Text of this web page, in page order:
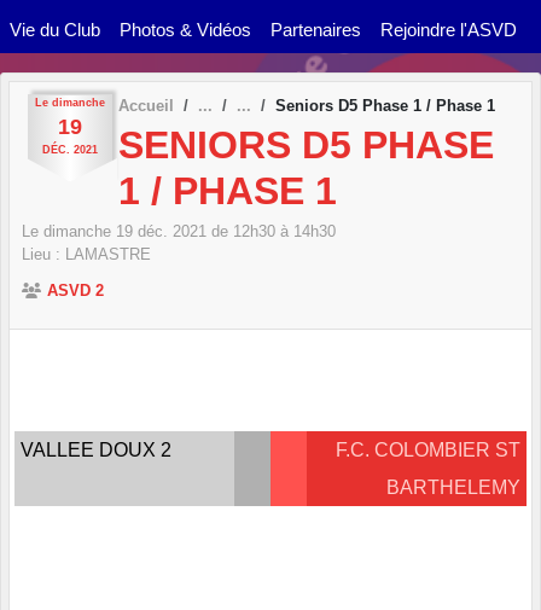
Vie du Club Photos & Vidéos Partenaires Rejoindre l'ASVD
Le dimanche
19
DÉC. 2021
Accueil Seniors D5 Phase 1 / Phase 1
SENIORS D5 PHASE
1 / PHASE 1
Le dimanche 19 déc. 2021 de 12h30 à 14h30
Lieu : LAMASTRE
ASVD 2
VALLEE DOUX 2
F.C. COLOMBIER ST
BARTHELEMY